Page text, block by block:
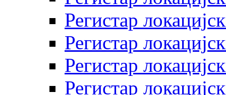
Регистар
Регистар
Регистар
Регистар